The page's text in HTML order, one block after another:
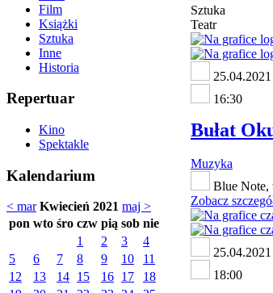
Film
Książki
Sztuka
Inne
Historia
Repertuar
Kino
Spektakle
Kalendarium
< mar Kwiecień 2021 maj >
pon wto śro czw pią sob nie
1
2 3
4
5
6 7 8 9 10
11
12
13 14 15 16 17
18
Sztuka
Teatr
25.04.2021
16:30
Bułat
Muzyka
Blue Note,
Zobacz
25.04.2021
18:00